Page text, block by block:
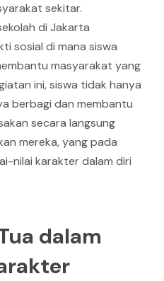
sekitar.
di Jakarta
sosial di mana siswa
masyarakat yang
ini, siswa tidak hanya
berbagi dan membantu
secara langsung
mereka, yang pada
nilai karakter dalam diri
dalam